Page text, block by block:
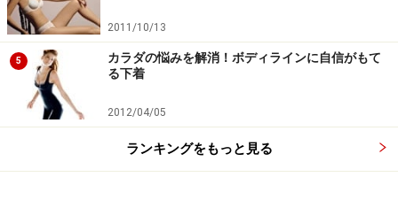
着の選び方
下着のお洒落が、女性をセクシーにする。
フランスの女性たちのようにセクシーでお洒落な女性に
なり、いくつになっても魅力的で居続けるために、フラ
2011/10/13
5
カラダの悩みを解消！ボディラインに自信がもて
る下着
2012/04/05
ランキングをもっと見る